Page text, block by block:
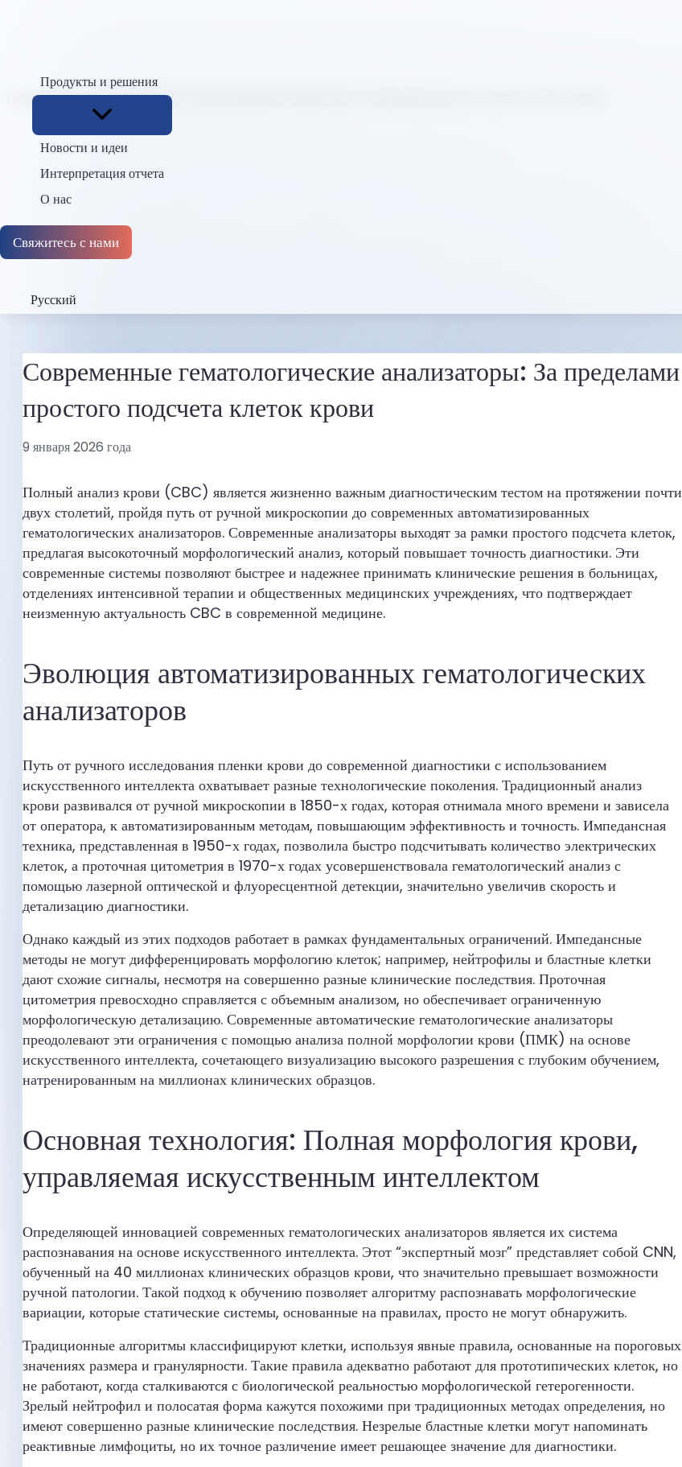
Продукты и решения
Новости и идеи
Интерпретация отчета
О нас
Свяжитесь с нами
Русский
Главная Скрыть Современные гематологические анализаторы: За пределами простого подсчета клеток крови
Современные гематологические анализаторы: За пределами
простого подсчета клеток крови
9 января 2026 года
Полный анализ крови (CBC) является жизненно важным диагностическим тестом на протяжении почти
двух столетий, пройдя путь от ручной микроскопии до современных автоматизированных
гематологических анализаторов. Современные анализаторы выходят за рамки простого подсчета клеток,
предлагая высокоточный морфологический анализ, который повышает точность диагностики. Эти
современные системы позволяют быстрее и надежнее принимать клинические решения в больницах,
отделениях интенсивной терапии и общественных медицинских учреждениях, что подтверждает
неизменную актуальность CBC в современной медицине.
Эволюция автоматизированных гематологических
анализаторов
Путь от ручного исследования пленки крови до современной диагностики с использованием
искусственного интеллекта охватывает разные технологические поколения. Традиционный анализ
крови развивался от ручной микроскопии в 1850-х годах, которая отнимала много времени и зависела
от оператора, к автоматизированным методам, повышающим эффективность и точность. Импедансная
техника, представленная в 1950-х годах, позволила быстро подсчитывать количество электрических
клеток, а проточная цитометрия в 1970-х годах усовершенствовала гематологический анализ с
помощью лазерной оптической и флуоресцентной детекции, значительно увеличив скорость и
детализацию диагностики.
Однако каждый из этих подходов работает в рамках фундаментальных ограничений. Импедансные
методы не могут дифференцировать морфологию клеток; например, нейтрофилы и бластные клетки
дают схожие сигналы, несмотря на совершенно разные клинические последствия. Проточная
цитометрия превосходно справляется с объемным анализом, но обеспечивает ограниченную
морфологическую детализацию. Современные автоматические гематологические анализаторы
преодолевают эти ограничения с помощью анализа полной морфологии крови (ПМК) на основе
искусственного интеллекта, сочетающего визуализацию высокого разрешения с глубоким обучением,
натренированным на миллионах клинических образцов.
Основная технология: Полная морфология крови,
управляемая искусственным интеллектом
Определяющей инновацией современных гематологических анализаторов является их система
распознавания на основе искусственного интеллекта. Этот “экспертный мозг” представляет собой CNN,
обученный на 40 миллионах клинических образцов крови, что значительно превышает возможности
ручной патологии. Такой подход к обучению позволяет алгоритму распознавать морфологические
вариации, которые статические системы, основанные на правилах, просто не могут обнаружить.
Традиционные алгоритмы классифицируют клетки, используя явные правила, основанные на пороговых
значениях размера и гранулярности. Такие правила адекватно работают для прототипических клеток, но
не работают, когда сталкиваются с биологической реальностью морфологической гетерогенности.
Зрелый нейтрофил и полосатая форма кажутся похожими при традиционных методах определения, но
имеют совершенно разные клинические последствия. Незрелые бластные клетки могут напоминать
реактивные лимфоциты, но их точное различение имеет решающее значение для диагностики.